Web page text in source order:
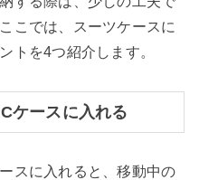
こでは、スーツケースに
トを4つ紹介します。
ケースに入れる
スに入れると、移動中の